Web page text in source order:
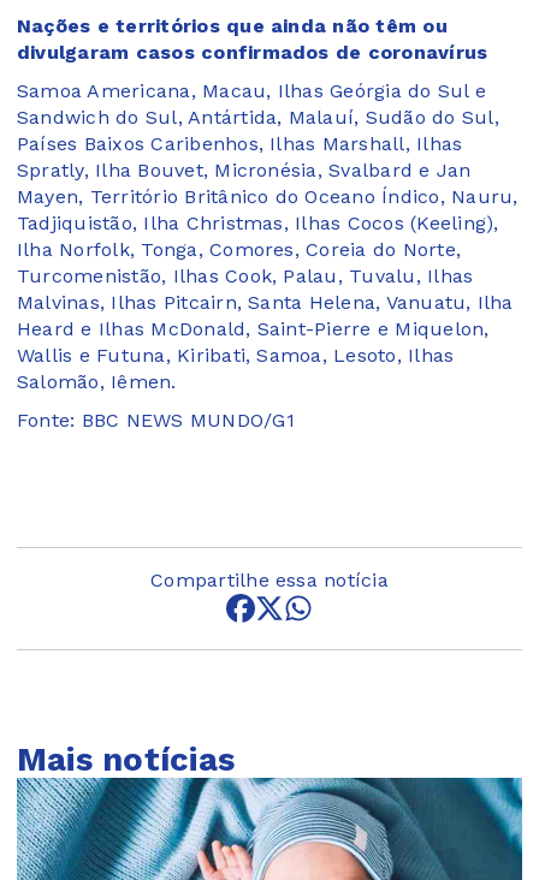
Nações e territórios que ainda não têm ou
divulgaram casos confirmados de coronavírus
Samoa Americana, Macau, Ilhas Geórgia do Sul e
Sandwich do Sul, Antártida, Malauí, Sudão do Sul,
Países Baixos Caribenhos, Ilhas Marshall, Ilhas
Spratly, Ilha Bouvet, Micronésia, Svalbard e Jan
Mayen, Território Britânico do Oceano Índico, Nauru,
Tadjiquistão, Ilha Christmas, Ilhas Cocos (Keeling),
Ilha Norfolk, Tonga, Comores, Coreia do Norte,
Turcomenistão, Ilhas Cook, Palau, Tuvalu, Ilhas
Malvinas, Ilhas Pitcairn, Santa Helena, Vanuatu, Ilha
Heard e Ilhas McDonald, Saint-Pierre e Miquelon,
Wallis e Futuna, Kiribati, Samoa, Lesoto, Ilhas
Salomão, Iêmen.
Fonte: BBC NEWS MUNDO/G1
Compartilhe essa notícia
Mais notícias